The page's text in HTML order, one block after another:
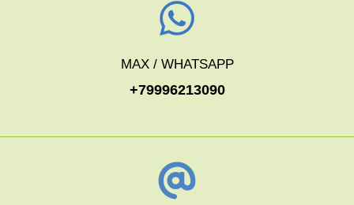
MAX / WHATSAPP
+79996213090